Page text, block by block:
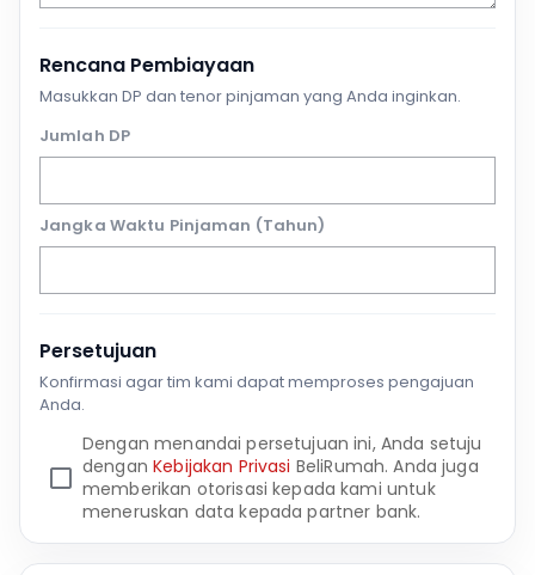
Rencana Pembiayaan
Masukkan DP dan tenor pinjaman yang Anda inginkan.
Jumlah DP
Jangka Waktu Pinjaman (Tahun)
Persetujuan
Konfirmasi agar tim kami dapat memproses pengajuan
Anda.
Dengan menandai persetujuan ini, Anda setuju
denganKebijakan Privasi BeliRumah. Anda juga
memberikan otorisasi kepada kami untuk
meneruskan data kepada partner bank.